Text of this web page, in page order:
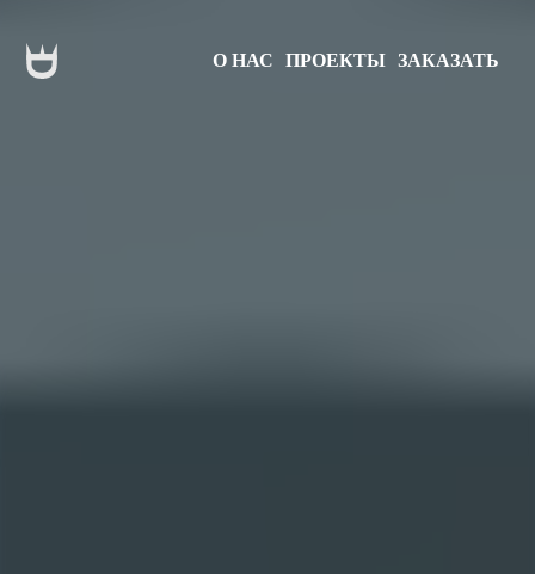
О НАС ПРОЕКТЫ ЗАКАЗАТЬ